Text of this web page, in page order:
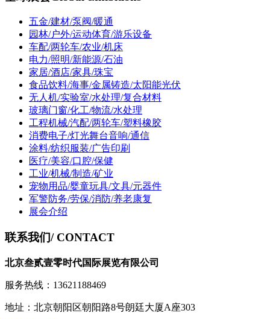
五金/建材/泵阀/暖通
园林/户外/运动体育/游乐设备
车配/两轮车/农业/机床
电力/照明/新能源/石油
家居/酒店/家具/珠宝
食品饮料/海事/金属铸造/太阳能光伏
无人机/实验室/水处理/复合材料
玻璃门窗/化工/物流/水处理
工程机械/汽配/两轮车/塑料橡胶
消费电子/灯光舞台音响/通信
涂料/纺织服装/广告印刷
医疗/美容/口腔/保健
工业/机械/制造/矿业
宠物用品/婴童玩具/文具/元器件
军警防务/劳保/消防/养老康复
展会介绍
联系我们/ CONTACT
北京叁贰壹零时代国际展览有限公司
服务热线：13621188469
地址：北京朝阳区朝阳路8号朗廷大厦A座303